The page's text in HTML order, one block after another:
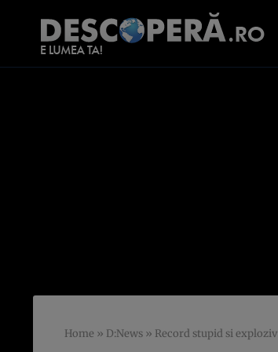
Home » D:News » Record stupid si exploziv